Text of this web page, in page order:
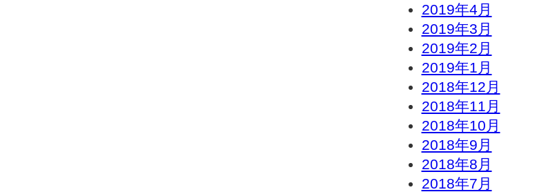
2019年4月
2019年3月
2019年2月
2019年1月
2018年12月
2018年11月
2018年10月
2018年9月
2018年8月
2018年7月